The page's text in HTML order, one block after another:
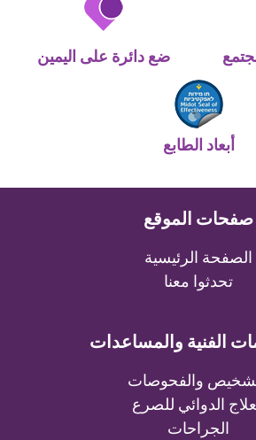
ضع دائرة على اليمين
أبعاد الطابع
صفحات الموقع
الصفحة الرئيسية
تحدثوا معنا
الفنية والمساعدات
والفحوصات
الدوائي للصرع
الجراحات